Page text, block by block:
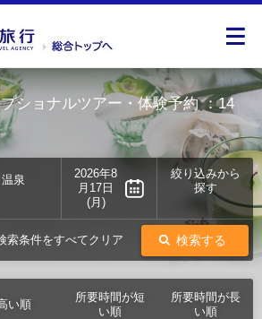
ショナルツアー・体験予約：14
温泉
2026年8
月17日
(月)
絞り込みから
探す
検索する
索条件をすべてクリア
い順
所要時間が短
い順
所要時間が長
い順